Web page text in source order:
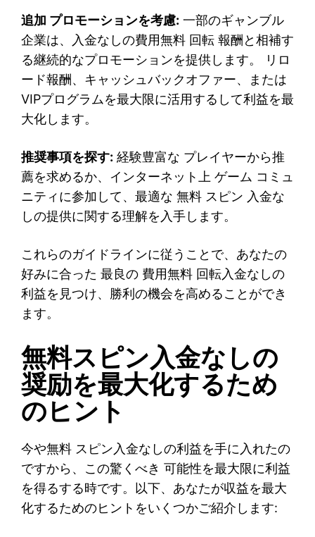
追加 プロモーションを考慮: 一部のギャンブル
企業は、入金なしの費用無料 回転 報酬と相補す
る継続的なプロモーションを提供します。 リロ
ード報酬、キャッシュバックオファー、または
VIPプログラムを最大限に活用するして利益を最
大化します。
推奨事項を探す: 経験豊富な プレイヤーから推
薦を求めるか、インターネット上 ゲーム コミュ
ニティに参加して、最適な 無料 スピン 入金な
しの提供に関する理解を入手します。
これらのガイドラインに従うことで、あなたの
好みに合った 最良の 費用無料 回転入金なしの
利益を見つけ、勝利の機会を高めることができ
ます。
無料スピン入金なしの
奨励を最大化するため
のヒント
今や無料 スピン入金なしの利益を手に入れたの
ですから、この驚くべき 可能性を最大限に利益
を得るする時です。以下、あなたが収益を最大
化するためのヒントをいくつかご紹介します: